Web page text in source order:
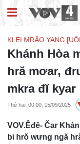
KLEI MRÂO YANG
Khánh Hòa
hră mơar,
mkra đĭ kyar
Thứ hai, 00:00, 15/09/2025
VOV.Êđê- Čar
bi hrŏ wưng ngă